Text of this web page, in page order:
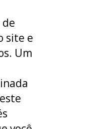
site e
Um